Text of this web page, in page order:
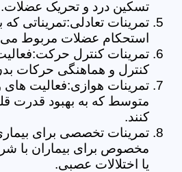
تسکین درد و تحریک عضلات.
تمرینات تعادلی:تمریناتی که
استحکام عضلات مربوط
تمرینات کنترل
کنترل و هماهنگی حرکات
تمرینات هوازی:فعالیت
متوسط که به بهبود قدرت
کنند.
تمرینات تخصصی برای
مخصوص برای بیماران با
یا اختلالات عصبی.